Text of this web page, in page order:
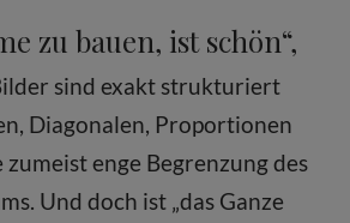
zu bauen, ist schön“,
sind exakt strukturiert
Diagonalen, Proportionen
enge Begrenzung des
Und doch ist „das Ganze